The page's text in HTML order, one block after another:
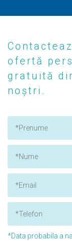
ofertă
gratuită
noștri.
*Data probabila a